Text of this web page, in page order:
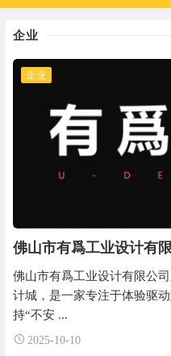
企业
佛山市有爲工业设计有
佛山市有爲工业设计有限公
计城，是一家专注于体验驱
持“不安 ...
2025-10-10
企业